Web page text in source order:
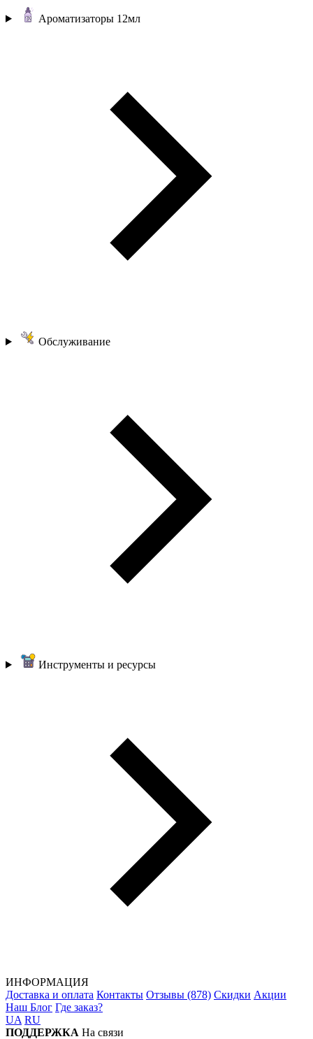
Ароматизаторы 12мл
Обслуживание
Инструменты и ресурсы
ИНФОРМАЦИЯ
Доставка и оплата Контакты Отзывы (878) Скидки Акции
Наш Блог Где заказ?
UA RU
ПОДДЕРЖКА На связи